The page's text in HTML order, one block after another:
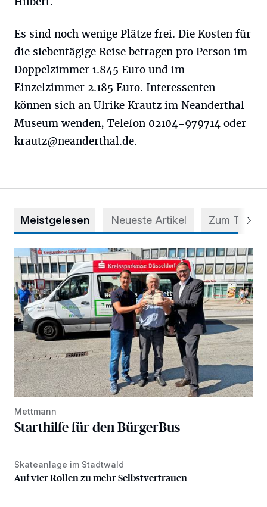
Es sind noch wenige Plätze frei. Die Kosten für
die siebentägige Reise betragen pro Person im
Doppelzimmer 1.845 Euro und im
Einzelzimmer 2.185 Euro. Interessenten
können sich an Ulrike Krautz im Neanderthal
Museum wenden, Telefon 02104-979714 oder
krautz@neanderthal.de.
Meistgelesen Neueste Artikel Zum Thema
Starthilfe für den BürgerBus
Mettmann
Starthilfe für den BürgerBus
Auf vier Rollen zu mehr Selbstvertrauen
Skateanlage im Stadtwald
Auf vier Rollen zu mehr Selbstvertrauen